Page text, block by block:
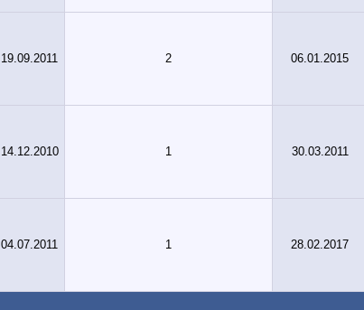
19.09.2011 2 06.01.2015
14.12.2010 1 30.03.2011
04.07.2011 1 28.02.2017